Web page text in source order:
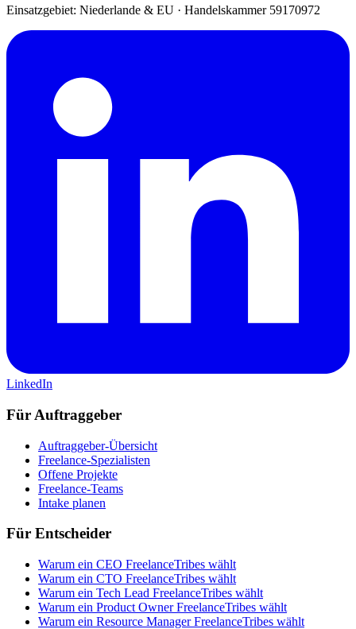
Einsatzgebiet: Niederlande & EU · Handelskammer 59170972
LinkedIn
Für Auftraggeber
Auftraggeber-Übersicht
Freelance-Spezialisten
Offene Projekte
Freelance-Teams
Intake planen
Für Entscheider
Warum ein CEO FreelanceTribes wählt
Warum ein CTO FreelanceTribes wählt
Warum ein Tech Lead FreelanceTribes wählt
Warum ein Product Owner FreelanceTribes wählt
Warum ein Resource Manager FreelanceTribes wählt